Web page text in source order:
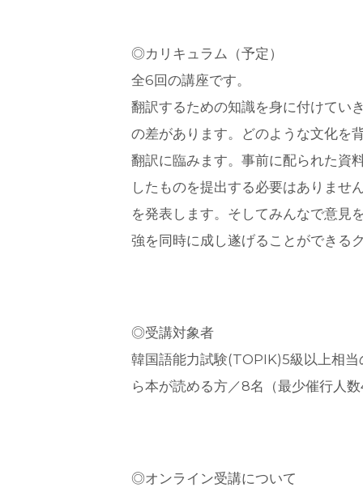
◎カリキュラム（予定）
全6回の講座です。
翻訳するための知識を身に付けてい
の差があります。どのような文化を
翻訳に臨みます。事前に配られた資
したものを提出する必要はありませ
を発表します。そしてみんなで意見
強を同時に成し遂げることができる
◎受講対象者
韓国語能力試験(TOPIK)5級以上相
ら本が読める方／8名（最少催行人
◎オンライン受講について